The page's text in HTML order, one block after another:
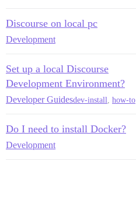
Discourse on local pc
Development
Set up a local Discourse
Development Environment?
Developer Guidesdev-install how-to
Do I need to install Docker?
Development